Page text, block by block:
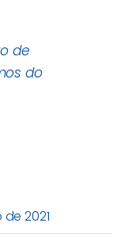
de
do
2021